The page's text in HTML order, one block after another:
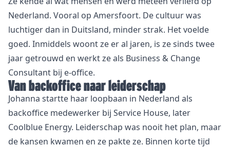
Nederland. Vooral op Amersfoort. De cultuur was
luchtiger dan in Duitsland, minder strak. Het voelde
goed. Inmiddels woont ze er al jaren, is ze sinds twee
jaar getrouwd en werkt ze als Business & Change
Consultant bij e-office.
Van backoffice naar leiderschap
Johanna startte haar loopbaan in Nederland als
backoffice medewerker bij Service House, later
Coolblue Energy. Leiderschap was nooit het plan, maar
de kansen kwamen en ze pakte ze. Binnen korte tijd